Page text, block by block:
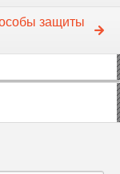
защиты